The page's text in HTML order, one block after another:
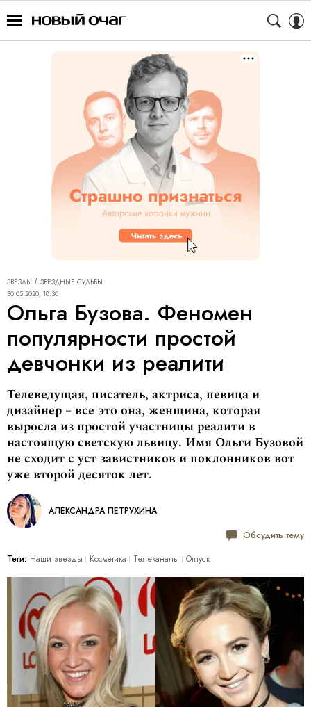
ЗВЁЗДЫ
ЗВЕЗДНЫЕ СУДЬБЫ
30.05.2020, 18:30
Ольга Бузова. Феномен
популярности простой
девчонки из реалити
Телеведущая, писатель, актриса, певица и
дизайнер – все это она, женщина, которая
выросла из простой участницы реалити в
настоящую светскую львицу. Имя Ольги Бузовой
не сходит с уст завистников и поклонников вот
уже второй десяток лет.
АЛЕКСАНДРА ПЕТРУХИНА
Обсудить тему
Теги: Наши звезды Косметика Телеканалы Отпуск